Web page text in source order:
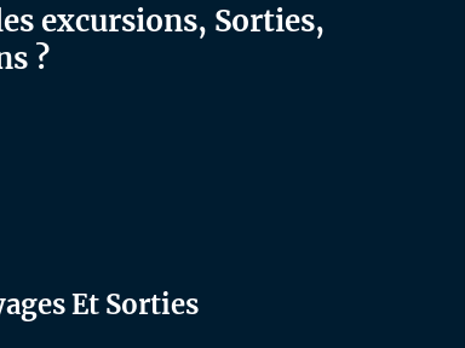
excursions, Sorties,
?
Et Sorties